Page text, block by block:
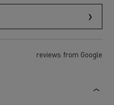
reviews from Google